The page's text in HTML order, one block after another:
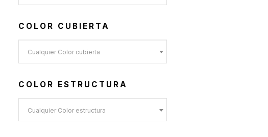
Sofás de Exterior(20)
Sillas de Exterior
Sillas de Exterior sin
Apoyabrazos
Sillas de Exterior con
Apoyabrazos
(2)
COLOR CUBIERTA
Cualquier Color cubierta
COLOR ESTRUCTURA
Cualquier Color estructura